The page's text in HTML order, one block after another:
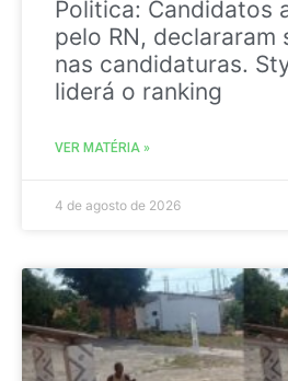
Politica: Candidatos
pelo RN, declararam
nas candidaturas.
liderá o ranking
VER MATÉRIA »
4 de agosto de 2026